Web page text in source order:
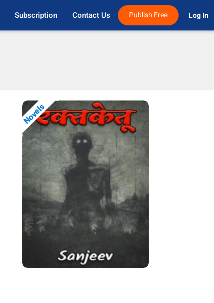
Subscription Contact Us Publish Free Log In
Novels